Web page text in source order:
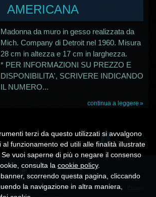
AMERICANA
Madonna da muro in gesso realizzata da
Mich. Company di Detroit nel 1960. Misura
28 cm in altezza e 17 cm in larghezza.
* PER INFORMAZIONI SU PREZZO E
DISPONIBILITA', SCRIVERE INDICANDO
IL NUMERO...
continua a leggere
1 2 3 >>
07/08/2026
COLLEZIONI DI CAMPANIA30. All rights reserved. |
terzi da questo utilizzati si avvalgono
al funzionamento ed utili alle finalità illustrate
vuoi saperne di più o negare il consenso
consulta la cookie policy.
scorrendo questa pagina, cliccando
la navigazione in altra maniera,